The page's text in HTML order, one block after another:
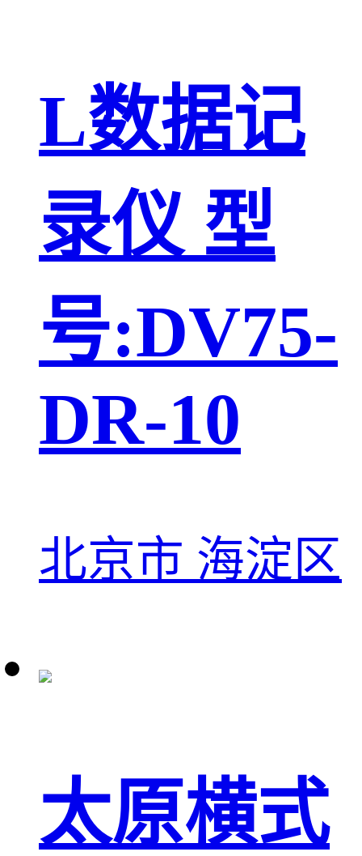
L数据记
录仪 型
号:DV75-
DR-10
北京市 海淀区
太原横式